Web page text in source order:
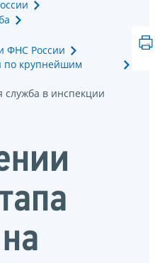
ФНС России
по крупнейшим
служба в инспекции